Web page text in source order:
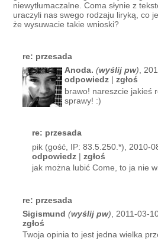
niewytłumaczalne. Coma słynie z
uraczyli nas swego rodzaju liryką, co
że wysuwacie takie wnioski?
re: przesada
Anoda. (wyślij pw),
odpowiedz| zgłoś
brawo! nareszcie jakieś
sprawy! :)
re: przesada
pik (gość, IP: 83.5.250.*), 2010-
odpowiedz |zgłoś
jak można lubić Come, to ja nie
re: przesada
Sigismund (wyślij pw) , 2011-03-
zgłoś
Twoja opinia to jest jedna wielka